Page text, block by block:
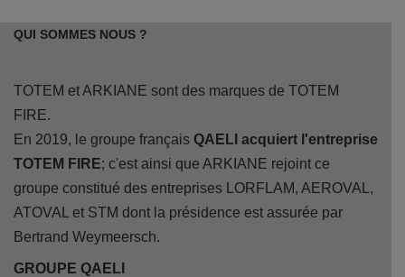
QUI SOMMES NOUS ?
TOTEM et ARKIANE sont des marques de TOTEM
FIRE.
En 2019, le groupe français QAELI acquiert l'entreprise
TOTEM FIRE; c'est ainsi que ARKIANE rejoint ce
groupe constitué des entreprises LORFLAM, AEROVAL,
ATOVAL et STM dont la présidence est assurée par
Bertrand Weymeersch.
GROUPE QAELI